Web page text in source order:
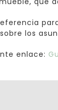
los
enlace: